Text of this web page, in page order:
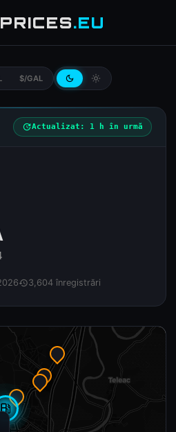
.EU
$/GAL dark_mode light_mode
updateActualizat: 1 h în urmă
history3,604 înregistrări